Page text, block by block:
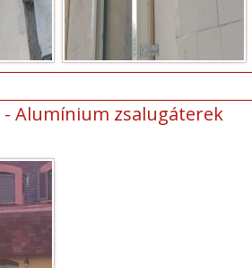
- Alumínium zsalugáterek